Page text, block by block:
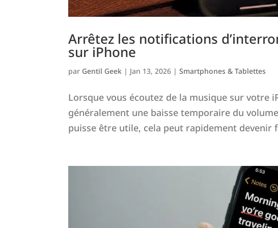
Arrêtez les notifications
sur iPhone
par Gentil Geek | Jan 13, 2026 |Smartphones & Tablettes
Lorsque vous écoutez de la musique sur
généralement une baisse temporaire du
puisse être utile, cela peut rapidement devenir